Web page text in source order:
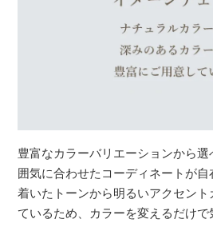
豊富なカラーバリエーションから
囲気に合わせたコーディネートが
着いたトーンから明るいアクセント
ているため、カラーを変えるだけ